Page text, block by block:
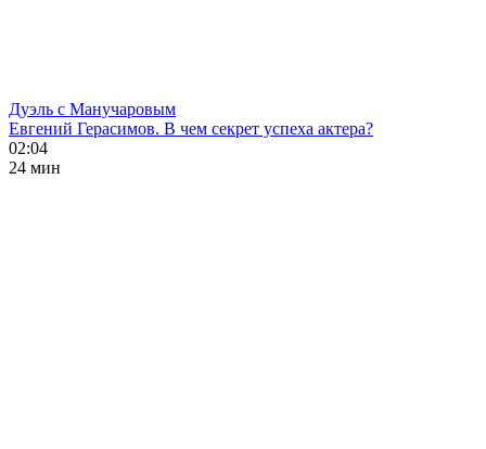
Дуэль с Манучаровым
Евгений Герасимов. В чем секрет успеха актера?
02:04
24 мин